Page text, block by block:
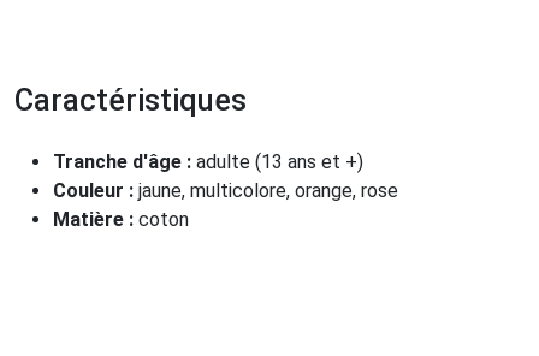
Caractéristiques
Tranche d'âge : adulte (13 ans et +)
Couleur : jaune, multicolore, orange, rose
Matière : coton